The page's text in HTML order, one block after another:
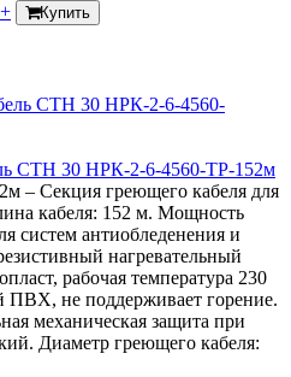
+ Купить
СТН 30 НРК-2-6-4560-ТР-152м
– Секция греющего кабеля для
кабеля: 152 м. Мощность
систем антиобледенения и
нагревательный
рабочая температура 230
ПВХ, не поддерживает горение.
механическая защита при
Диаметр греющего кабеля: